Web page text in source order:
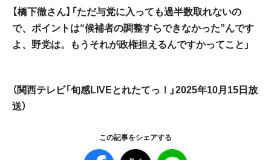
【橋下徹さん】「ただ与党に入っても過半数取れないの
で、ポイントは“候補者の調整すらできなかった”んです
よ、野党は。もうそれが政権担えるんですかってこと」
（関西テレビ「旬感LIVEとれたてっ！」2025年10月15日放
送）
この記事をシェアする